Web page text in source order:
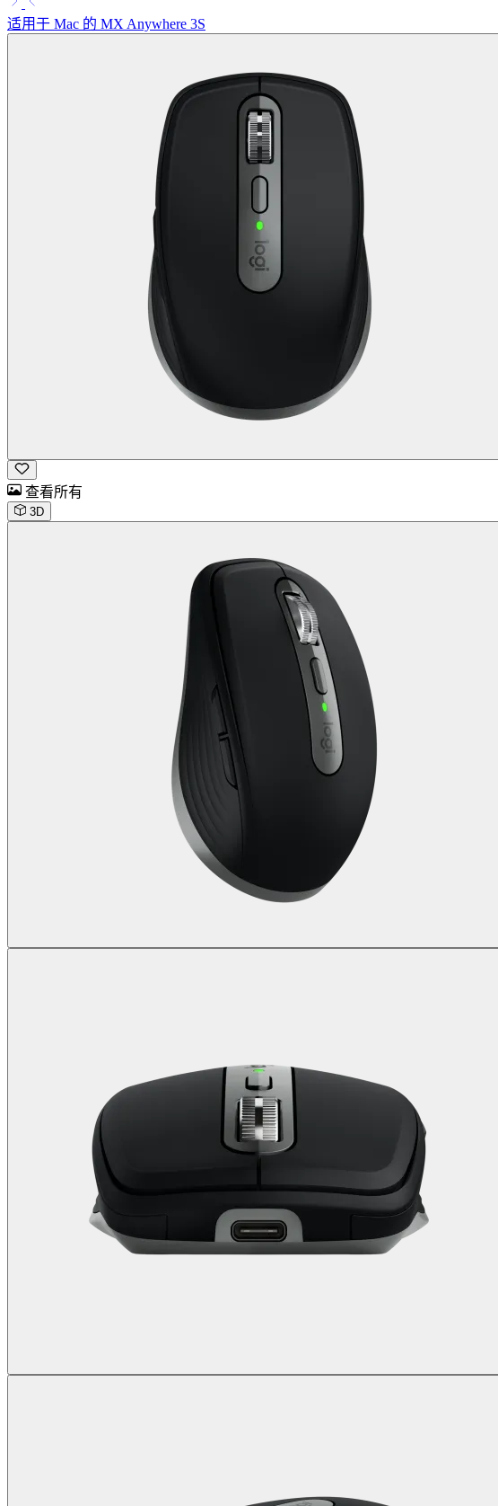
适用于 Mac 的 MX Anywhere 3S
查看所有
3D